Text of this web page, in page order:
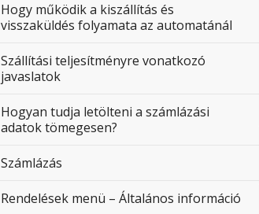
Hogy működik a kiszállítás és
visszaküldés folyamata az automatánál
Szállítási teljesítményre vonatkozó
javaslatok
Hogyan tudja letölteni a számlázási
adatok tömegesen?
Számlázás
Rendelések menü – Általános információ